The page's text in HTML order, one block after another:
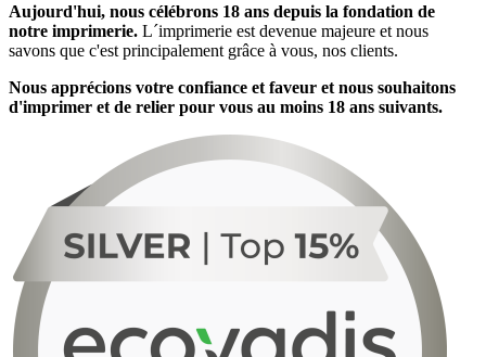
Aujourd'hui, nous célébrons 18 ans depuis la fondation de
notre imprimerie. L´imprimerie est devenue majeure et nous
savons que c'est principalement grâce à vous, nos clients.
Nous apprécions votre confiance et faveur et nous souhaitons
d'imprimer et de relier pour vous au moins 18 ans suivants.